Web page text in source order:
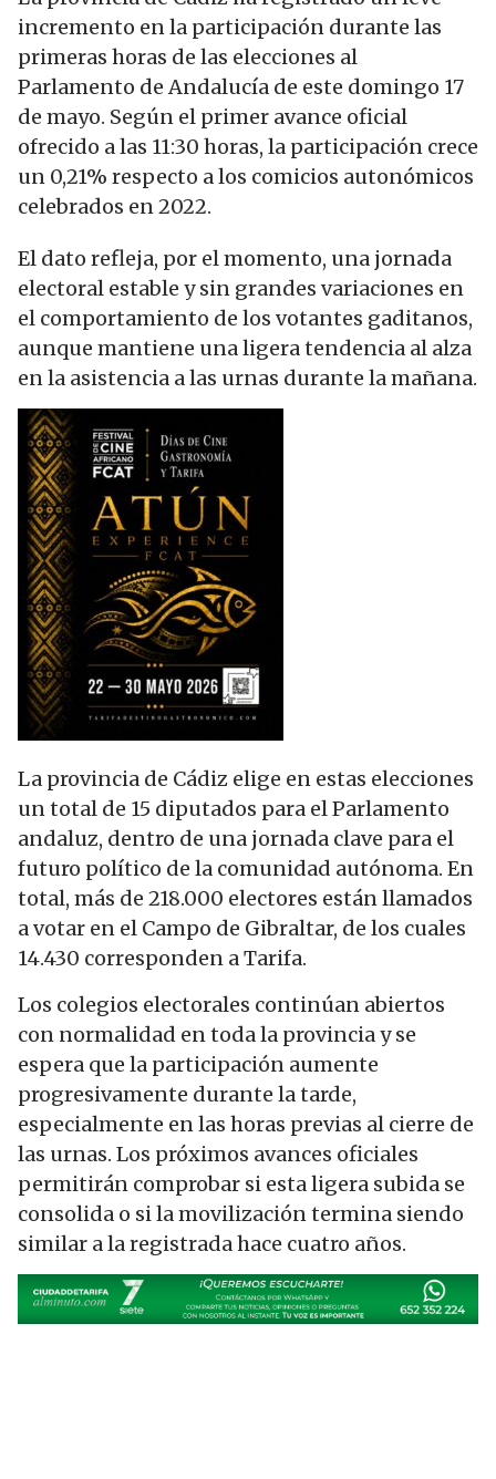
incremento en la participación durante las
primeras horas de las elecciones al
Parlamento de Andalucía de este domingo 17
de mayo. Según el primer avance oficial
ofrecido a las 11:30 horas, la participación crece
un 0,21% respecto a los comicios autonómicos
celebrados en 2022.
El dato refleja, por el momento, una jornada
electoral estable y sin grandes variaciones en
el comportamiento de los votantes gaditanos,
aunque mantiene una ligera tendencia al alza
en la asistencia a las urnas durante la mañana.
La provincia de Cádiz elige en estas elecciones
un total de 15 diputados para el Parlamento
andaluz, dentro de una jornada clave para el
futuro político de la comunidad autónoma. En
total, más de 218.000 electores están llamados
a votar en el Campo de Gibraltar, de los cuales
14.430 corresponden a Tarifa.
Los colegios electorales continúan abiertos
con normalidad en toda la provincia y se
espera que la participación aumente
progresivamente durante la tarde,
especialmente en las horas previas al cierre de
las urnas. Los próximos avances oficiales
permitirán comprobar si esta ligera subida se
consolida o si la movilización termina siendo
similar a la registrada hace cuatro años.